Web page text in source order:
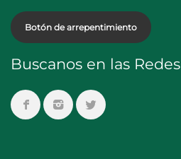
Botón de arrepentimiento
Buscanos en las Redes